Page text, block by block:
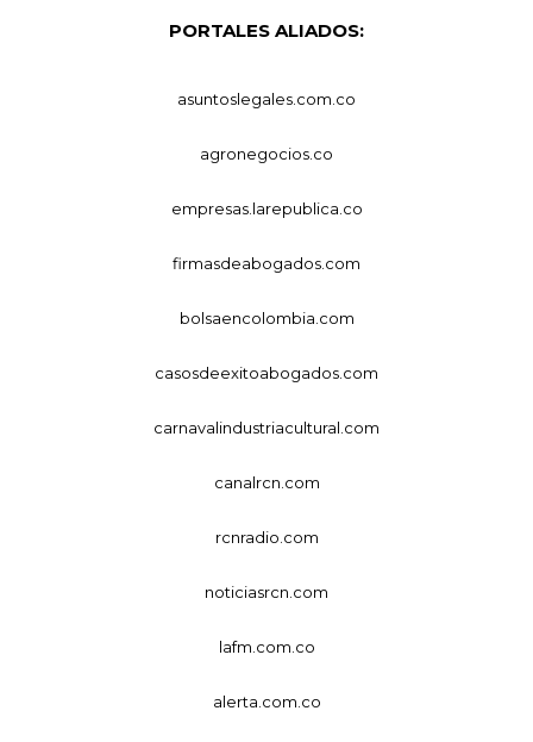
PORTALES ALIADOS:
asuntoslegales.com.co
agronegocios.co
empresas.larepublica.co
firmasdeabogados.com
bolsaencolombia.com
casosdeexitoabogados.com
carnavalindustriacultural.com
canalrcn.com
rcnradio.com
noticiasrcn.com
lafm.com.co
alerta.com.co